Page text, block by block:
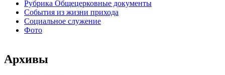
Рубрика Общецерковные документы
События из жизни прихода
Социальное служение
Фото
Архивы